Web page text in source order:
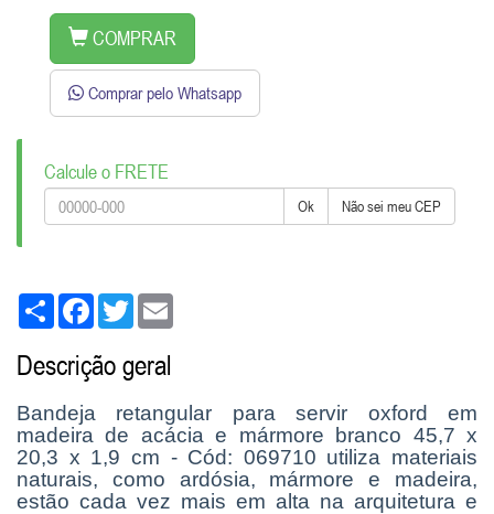
COMPRAR
Comprar pelo Whatsapp
Calcule o FRETE
Ok Não sei meu CEP
Share FacebookTwitter
Descrição geral
Bandeja retangular para servir oxford em
madeira de acácia e mármore branco 45,7 x
20,3 x 1,9 cm - Cód: 069710 utiliza materiais
naturais, como ardósia, mármore e madeira,
estão cada vez mais em alta na arquitetura e